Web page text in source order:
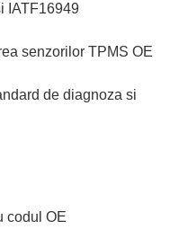
IATF16949
senzorilor TPMS OE
de diagnoza si
codul OE